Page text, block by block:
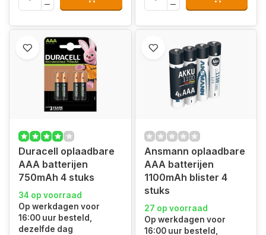
Duracell oplaadbare
AAA batterijen
750mAh 4 stuks
34 op voorraad
Op werkdagen voor
16:00 uur besteld,
dezelfde dag
Ansmann oplaadbare
AAA batterijen
1100mAh blister 4
stuks
27 op voorraad
Op werkdagen voor
16:00 uur besteld,